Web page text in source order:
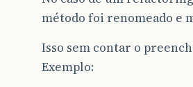
método foi renomeado e
Isso sem contar o
Exemplo: